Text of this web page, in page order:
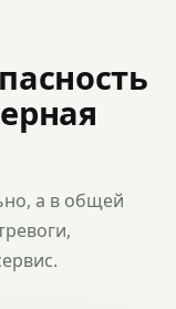
а в общей